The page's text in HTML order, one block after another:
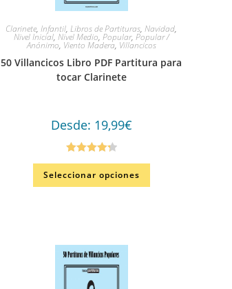
Clarinete,Infantil,Libros de Partituras,Navidad,
Nivel Inicial, Nivel Medio, Popular, Popular /
Anónimo, Viento Madera, Villancicos
50 Villancicos Libro PDF Partitura para
tocar Clarinete
Desde: 19,99€
Valorado
en4.33 de
Seleccionar opciones